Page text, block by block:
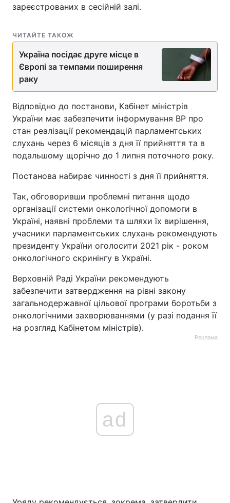
зареєстрованих в сесійній залі.
ЧИТАЙТЕ ТАКОЖ
Україна посідає друге місце в
Європі за темпами поширення
раку
Відповідно до постанови, Кабінет міністрів
України має забезпечити інформування ВР про
стан реалізації рекомендацій парламентських
слухань через 6 місяців з дня її прийняття та в
подальшому щорічно до 1 липня поточного року.
Постанова набирає чинності з дня її прийняття.
Так, обговоривши проблемні питання щодо
організації системи онкологічної допомоги в
Україні, наявні проблеми та шляхи їх вирішення,
учасники парламентських слухань рекомендують
президенту України оголосити 2021 рік - роком
онкологічного скринінгу в Україні.
Верховній Раді України рекомендують
забезпечити затвердження на рівні закону
загальнодержавної цільової програми боротьби з
онкологічними захворюваннями (у разі подання її
на розгляд Кабінетом міністрів).
Реклама
ad